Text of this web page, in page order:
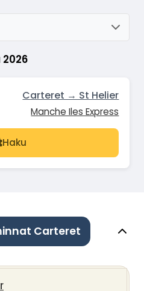
Carteret → St Helier
Manche Iles Express
Haku
Carteret